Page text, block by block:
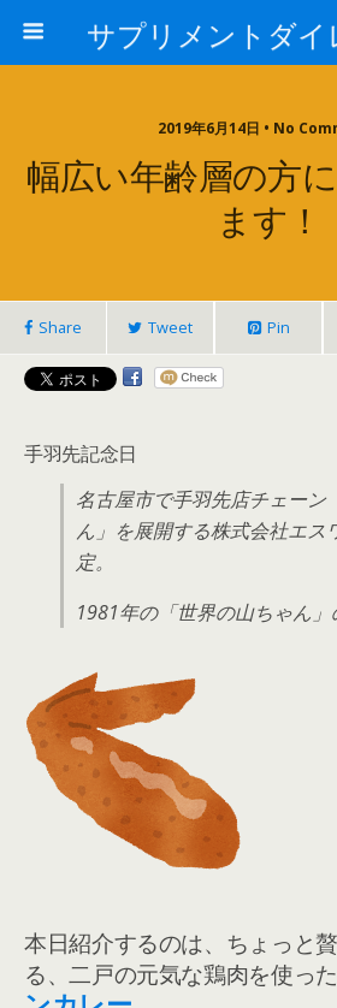
2019年6月14日 • No
幅広い年齢層の方
ます！
Share Tweet Pin
手羽先記念日
名古屋市で手羽先店チェーン
ん」を展開する株式会社エス
定。
1981年の「世界の山ちゃん」
本日紹介するのは、ちょっと
る、二戸の元気な鶏肉を使った